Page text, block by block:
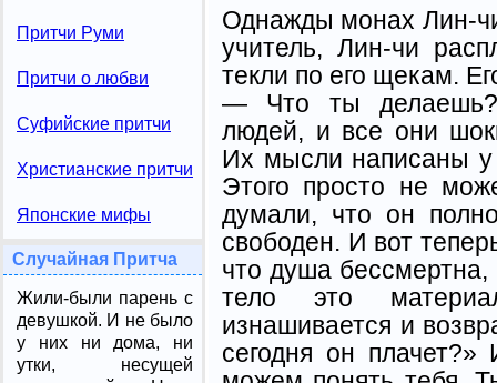
Притчи Руми
Притчи о любви
Суфийские притчи
Христианские притчи
Японские мифы
Случайная Притча
Жили-были парень с
девушкой. И не было
у них ни дома, ни
утки, несущей
Однажды монах Лин-
учитель, Лин-чи
текли по его щекам.
— Что ты делаешь?
людей, и все они
Их мысли написаны у
Этого просто не
думали, что он
свободен. И вот
что душа бессмертна,
тело это
изнашивается и
сегодня он